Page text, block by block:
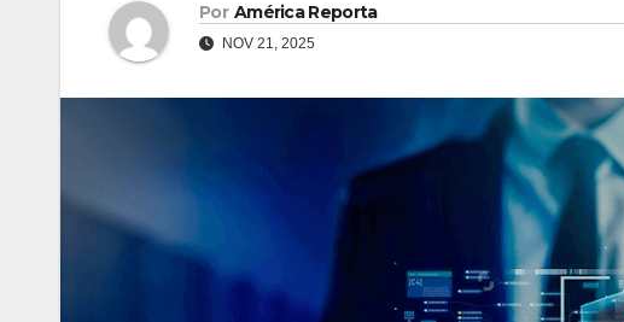
Por América Reporta
NOV 21, 2025